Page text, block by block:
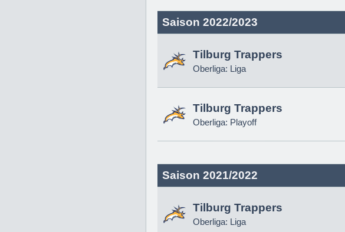
Saison 2022/2023
Tilburg Trappers
Oberliga: Liga
Tilburg Trappers
Oberliga: Playoff
Saison 2021/2022
Tilburg Trappers
Oberliga: Liga